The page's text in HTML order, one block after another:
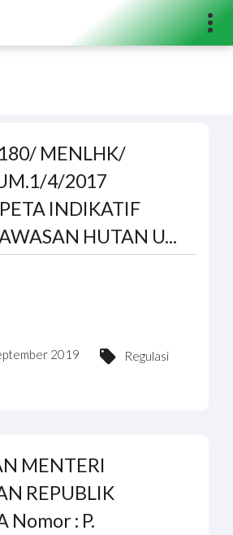
MENLHK/
4/2017
INDIKATIF
HUTAN U...
2019
Regulasi
MENTERI
REPUBLIK
Nomor : P.